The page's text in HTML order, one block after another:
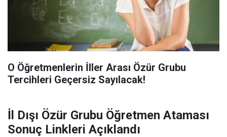
O Öğretmenlerin İller Arası Özür Grubu
Tercihleri Geçersiz Sayılacak!
İl Dışı Özür Grubu Öğretmen Ataması
Sonuç Linkleri Açıklandı